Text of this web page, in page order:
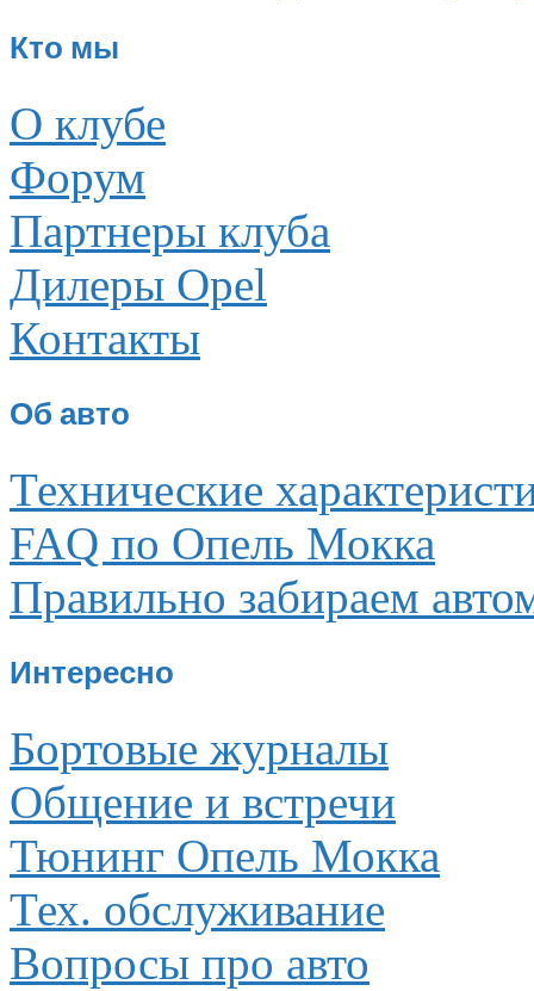
Кто мы
О клубе
Форум
Партнеры клуба
Дилеры Opel
Контакты
Об авто
Технические
FAQ по Опель Мокка
Правильно забираем
Интересно
Бортовые журналы
Общение и встречи
Тюнинг Опель Мокка
Тех. обслуживание
Вопросы про авто